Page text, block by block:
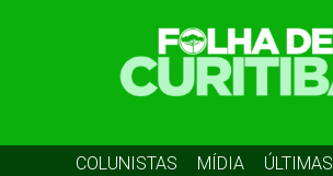
COLUNISTAS MÍDIA